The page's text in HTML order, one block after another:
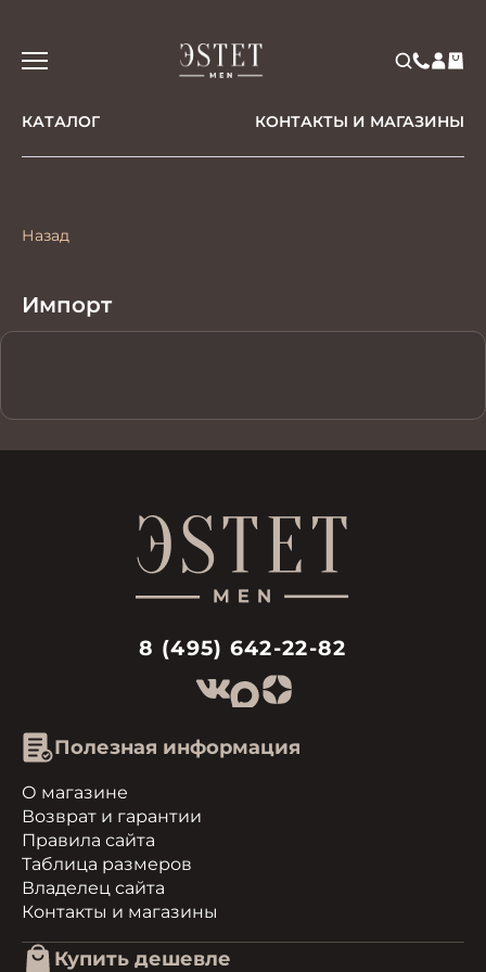
КАТАЛОГ КОНТАКТЫ И МАГАЗИНЫ
Назад
Импорт
8 (495) 642-22-82
Полезная информация
О магазине
Возврат и гарантии
Правила сайта
Таблица размеров
Владелец сайта
Контакты и магазины
Купить дешевле